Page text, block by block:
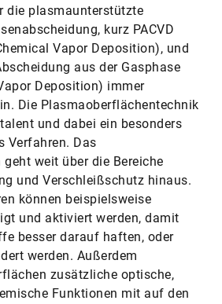
die plasmaunterstützte
kurz PACVD
Vapor Deposition), und
aus der Gasphase
Deposition) immer
Die Plasmaoberflächentechnik
und dabei ein besonders
Verfahren. Das
weit über die Bereiche
und Verschleißschutz hinaus.
können beispielsweise
und aktiviert werden, damit
besser darauf haften, oder
werden. Außerdem
zusätzliche optische,
Funktionen mit auf den